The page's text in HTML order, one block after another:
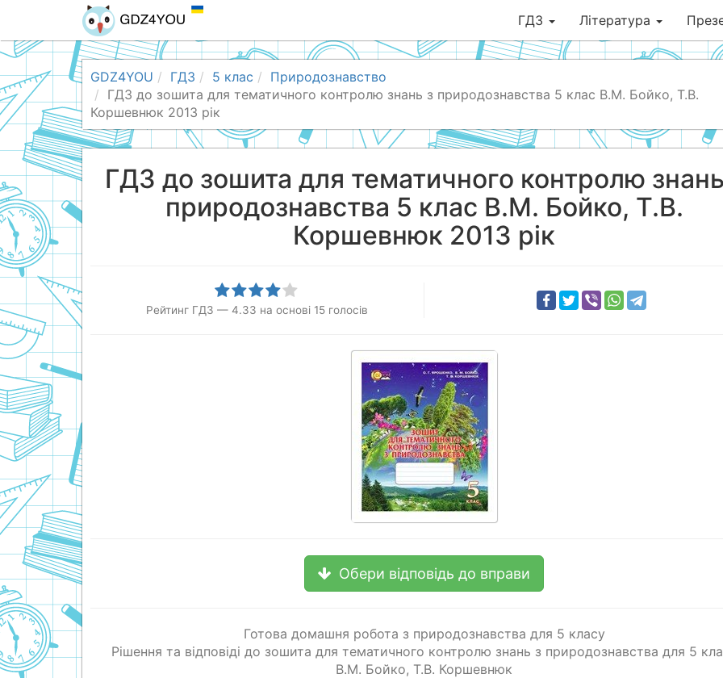
ГДЗ Література
GDZ4YOU ГДЗ 5 клас
Природознавство
ГДЗ до зошита для тематичного контролю знань з природознавства 5 клас В.М. Бойко, Т.В.
Коршевнюк 2013 рік
ГДЗ до зошита для тематичного контролю
природознавства 5 клас В.М. Бойко, Т.В.
Коршевнюк 2013 рік
Рейтинг ГДЗ — 4.33 на основі 15голосів
Обери відповідь до вправи
Готова домашня робота з природознавства для 5 класу
Рішення та відповіді до зошита для тематичного контролю знань з природознавства для 5
В.М. Бойко, Т.В. Коршевнюк